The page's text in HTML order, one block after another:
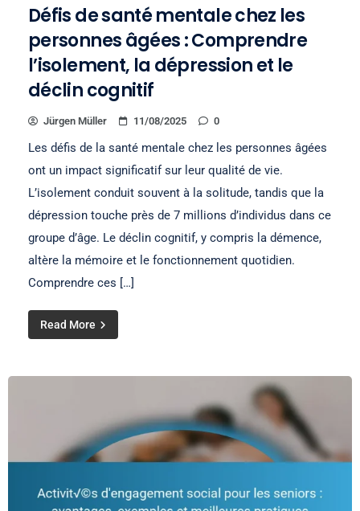
Défis de santé mentale chez les
personnes âgées : Comprendre
l’isolement, la dépression et le
déclin cognitif
Jürgen Müller 11/08/2025 0
Les défis de la santé mentale chez les personnes âgées
ont un impact significatif sur leur qualité de vie.
L’isolement conduit souvent à la solitude, tandis que la
dépression touche près de 7 millions d’individus dans ce
groupe d’âge. Le déclin cognitif, y compris la démence,
altère la mémoire et le fonctionnement quotidien.
Comprendre ces […]
Read More